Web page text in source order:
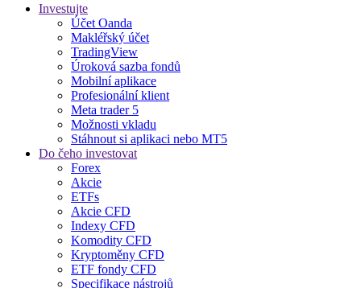
Investujte
Účet Oanda
Makléřský účet
TradingView
Úroková sazba fondů
Mobilní aplikace
Profesionální klient
Meta trader 5
Možnosti vkladu
Stáhnout si aplikaci nebo MT5
Do čeho investovat
Forex
Akcie
ETFs
Akcie CFD
Indexy CFD
Komodity CFD
Kryptoměny CFD
ETF fondy CFD
Specifikace nástrojů